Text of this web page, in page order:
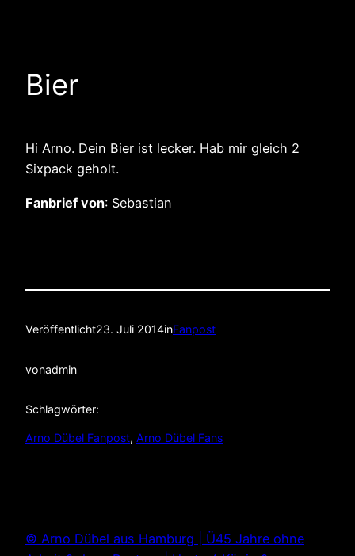
Bier
Hi Arno. Dein Bier ist lecker. Hab mir gleich 2
Sixpack geholt.
Fanbrief von: Sebastian
Veröffentlicht23. Juli 2014inFanpost
vonadmin
Schlagwörter:
Arno Dübel Fanpost, Arno Dübel Fans
© Arno Dübel aus Hamburg | Ü45 Jahre ohne